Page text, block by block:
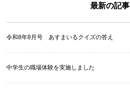
最新の記事
令和8年8月号 あすまいるクイズの答え
中学生の職場体験を実施しました